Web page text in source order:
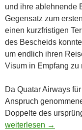
und ihre ablehnende
Gegensatz zum
einen kurzfristigen
des Bescheids
um endlich ihren
Visum in Empfang zu
Da Quatar Airways
Anspruch
Doppelte des
Here we go again …
weiterlesen →